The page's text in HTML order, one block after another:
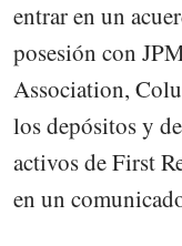
entrar en un
posesión con
Association,
los depósitos y
activos de First
en un